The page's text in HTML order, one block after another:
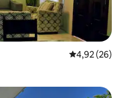
Évaluation
4,92 (26)